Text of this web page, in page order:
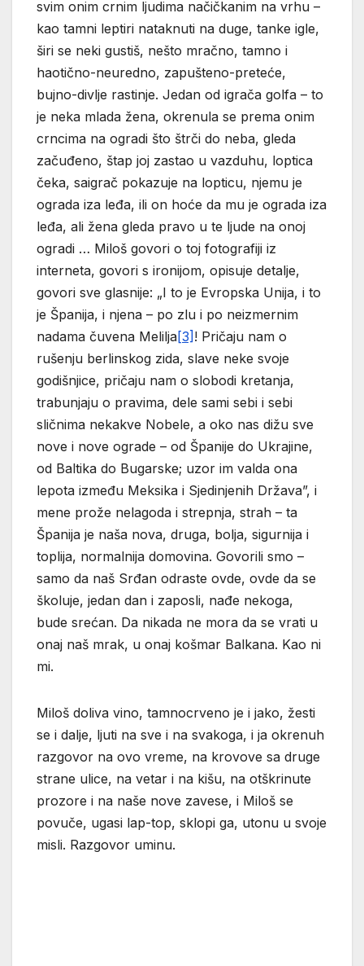
svim onim crnim ljudima načičkanim na vrhu –
kao tamni leptiri nataknuti na duge, tanke igle,
širi se neki gustiš, nešto mračno, tamno i
haotično-neuredno, zapušteno-preteće,
bujno-divlje rastinje. Jedan od igrača golfa – to
je neka mlada žena, okrenula se prema onim
crncima na ogradi što štrči do neba, gleda
začuđeno, štap joj zastao u vazduhu, loptica
čeka, saigrač pokazuje na lopticu, njemu je
ograda iza leđa, ili on hoće da mu je ograda iza
leđa, ali žena gleda pravo u te ljude na onoj
ogradi … Miloš govori o toj fotografiji iz
interneta, govori s ironijom, opisuje detalje,
govori sve glasnije: „I to je Evropska Unija, i to
je Španija, i njena – po zlu i po neizmernim
nadama čuvena Melilja[3] ! Pričaju nam o
rušenju berlinskog zida, slave neke svoje
godišnjice, pričaju nam o slobodi kretanja,
trabunjaju o pravima, dele sami sebi i sebi
sličnima nekakve Nobele, a oko nas dižu sve
nove i nove ograde – od Španije do Ukrajine,
od Baltika do Bugarske; uzor im valda ona
lepota između Meksika i Sjedinjenih Država”, i
mene prože nelagoda i strepnja, strah – ta
Španija je naša nova, druga, bolja, sigurnija i
toplija, normalnija domovina. Govorili smo –
samo da naš Srđan odraste ovde, ovde da se
školuje, jedan dan i zaposli, nađe nekoga,
bude srećan. Da nikada ne mora da se vrati u
onaj naš mrak, u onaj košmar Balkana. Kao ni
mi.
Miloš doliva vino, tamnocrveno je i jako, žesti
se i dalje, ljuti na sve i na svakoga, i ja okrenuh
razgovor na ovo vreme, na krovove sa druge
strane ulice, na vetar i na kišu, na otškrinute
prozore i na naše nove zavese, i Miloš se
povuče, ugasi lap-top, sklopi ga, utonu u svoje
misli. Razgovor uminu.